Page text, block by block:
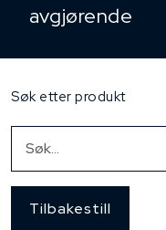
avgjørende
Søk etter produkt
Tilbakestill